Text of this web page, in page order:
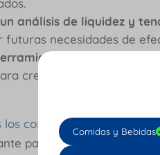
análisis de liquidez y
futuras necesidades de
de análisis
crear proyecciones de
los costos operativos de tu
para mantener el flujo
Comidas y Bebidas